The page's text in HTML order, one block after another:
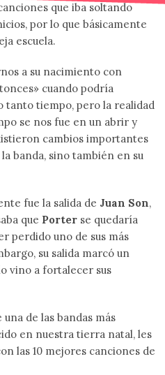
que iba soltando
por lo que básicamente
escuela.
a su nacimiento con
cuando podría
tanto tiempo, pero la realidad
se nos fue en un abrir y
cambios importantes
banda, sino también en su
fue la salida de Juan Son,
que Porter se quedaría
perdido uno de sus más
su salida marcó un
vino a fortalecer sus
de las bandas más
en nuestra tierra natal, les
las 10 mejores canciones de